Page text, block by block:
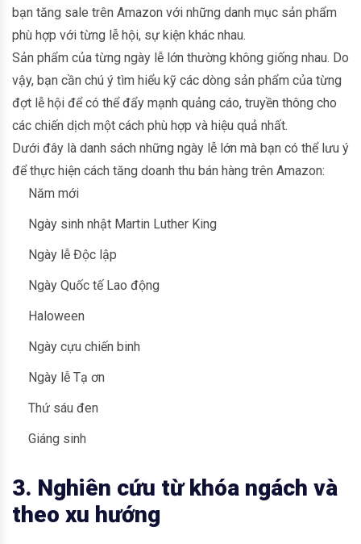
bạn tăng sale trên Amazon với những danh mục sản phẩm
phù hợp với từng lễ hội, sự kiện khác nhau.
Sản phẩm của từng ngày lễ lớn thường không giống nhau. Do
vậy, bạn cần chú ý tìm hiểu kỹ các dòng sản phẩm của từng
đợt lễ hội để có thể đẩy mạnh quảng cáo, truyền thông cho
các chiến dịch một cách phù hợp và hiệu quả nhất.
Dưới đây là danh sách những ngày lễ lớn mà bạn có thể lưu ý
để thực hiện cách tăng doanh thu bán hàng trên Amazon:
Năm mới
Ngày sinh nhật Martin Luther King
Ngày lễ Độc lập
Ngày Quốc tế Lao động
Haloween
Ngày cựu chiến binh
Ngày lễ Tạ ơn
Thứ sáu đen
Giáng sinh
3. Nghiên cứu từ khóa ngách và
theo xu hướng